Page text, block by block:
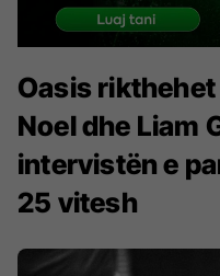
Oasis
Noel dhe Liam
intervistën e
25 vitesh